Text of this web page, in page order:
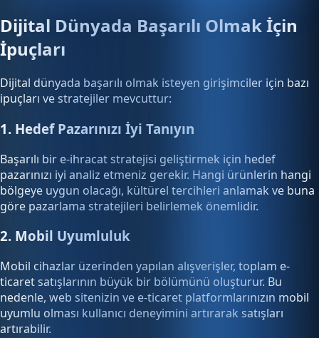
Dijital Dünyada Başarılı Olmak İçin
İpuçları
Dijital dünyada başarılı olmak isteyen girişimciler için bazı
ipuçları ve stratejiler mevcuttur:
1. Hedef Pazarınızı İyi Tanıyın
Başarılı bir e-ihracat stratejisi geliştirmek için hedef
pazarınızı iyi analiz etmeniz gerekir. Hangi ürünlerin hangi
bölgeye uygun olacağı, kültürel tercihleri anlamak ve buna
göre pazarlama stratejileri belirlemek önemlidir.
2. Mobil Uyumluluk
Mobil cihazlar üzerinden yapılan alışverişler, toplam e-
ticaret satışlarının büyük bir bölümünü oluşturur. Bu
nedenle, web sitenizin ve e-ticaret platformlarınızın mobil
uyumlu olması kullanıcı deneyimini artırarak satışları
artırabilir.